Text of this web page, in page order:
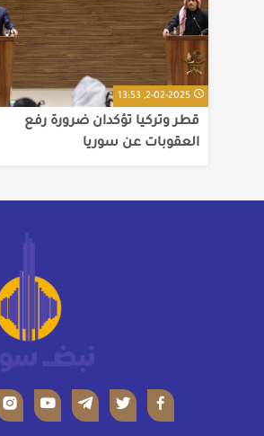
2-02-2025, 13:53
قطر وتركيا تؤكدان ضرورة رفع
العقوبات عن سوريا